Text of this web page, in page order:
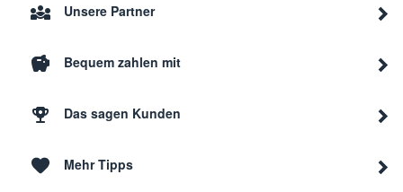
Unsere Partner
Bequem zahlen mit
Das sagen Kunden
Mehr Tipps